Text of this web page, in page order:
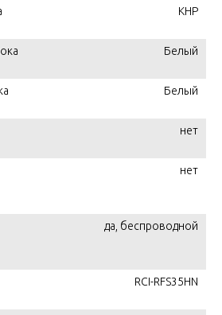
КНР
Белый
Белый
нет
нет
да, беспроводной
RCI-RFS35HN